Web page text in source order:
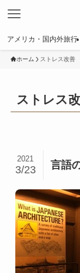
アメリカ・国内外旅行
ホーム ストレス改善
ストレス
言語
2021
3/23